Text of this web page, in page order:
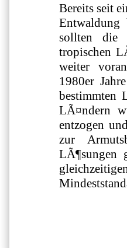
Bereits seit
Entwaldung
sollten die
tropischen
weiter
1980er
bestimmten
LÃ¤ndern
entzogen
zur
LÃ¶sungen